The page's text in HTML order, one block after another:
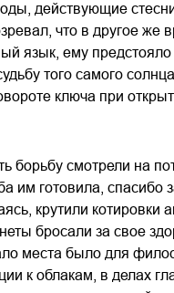
действующие
что в другое же
язык, ему
того самого солнца.
ключа при
борьбу смотрели на
им готовила, спасибо
крутили котировки
бросали за свое
места было для
к облакам, в делах